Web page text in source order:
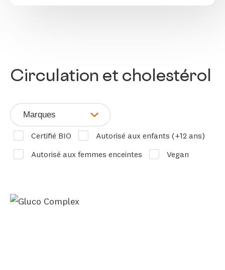
Circulation et cholestérol
Marques
Certifié BIO
Autorisé aux enfants (+12 ans)
Autorisé aux femmes enceintes
Vegan